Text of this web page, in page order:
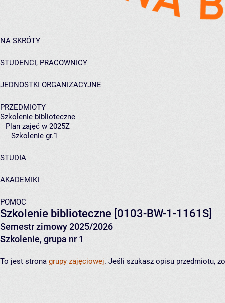
NA SKRÓTY
STUDENCI, PRACOWNICY
JEDNOSTKI ORGANIZACYJNE
PRZEDMIOTY
Szkolenie biblioteczne
Plan zajęć w 2025Z
Szkolenie gr.1
STUDIA
AKADEMIKI
POMOC
Szkolenie biblioteczne [0103-BW-1-1161S]
Semestr zimowy 2025/2026
Szkolenie, grupa nr 1
To jest strona grupy zajęciowej. Jeśli szukasz opisu przedmiotu,